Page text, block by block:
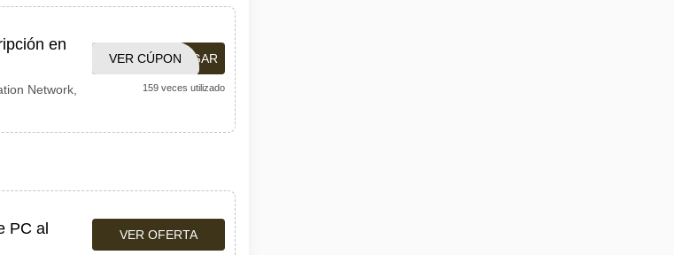
en
Network,
STILGAR
VER CÚPON
159 veces utilizado
PC al
VER OFERTA